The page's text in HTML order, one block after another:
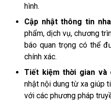
hình.
Cập nhật thông tin
phẩm, dịch vụ, chương
báo quan trọng có thể
chính xác.
Tiết kiệm thời gian
nhật nội dung từ xa giúp
với các phương pháp